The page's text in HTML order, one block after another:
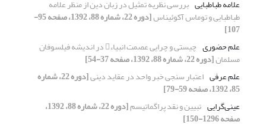
علامه طباطبایی بررسی نظریه تمثیل در زبان دین از منظر علامه
طباطبایی و توماس آکوئیناس [دوره 22، شماره 88، 1392، صفحه 95-
107]
علم حضوری
چیستی و چرایی عصمت انبیاء در اندیشه فیلسوفان
مسلمان[دوره 22، شماره 88، 1392، صفحه 37-54]
علم عرفی اعتبار سنجی خبر واحد در عقاید دینی [دوره 22، شماره
85، 1392، صفحه 59-79]
عینی‌گرایی تبیین و نقد پراگماتیسم [دوره 22، شماره 88، 1392،
صفحه 1296-150]